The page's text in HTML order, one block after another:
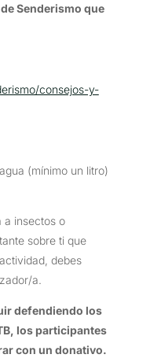
Senderismo que
consejos-y-
(mínimo un litro)
a insectos o
sobre ti que
debes
a.
defendiendo los
los participantes
con un donativo.